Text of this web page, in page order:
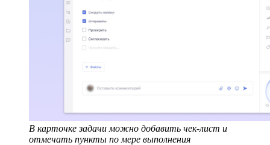
В карточке задачи можно добавить чек-лист и
отмечать пункты по мере выполнения